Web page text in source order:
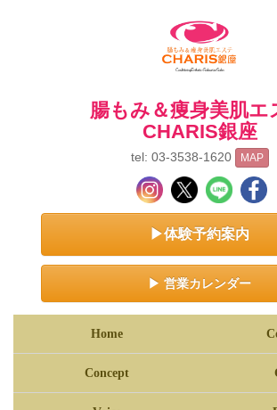
腸もみ＆痩身美肌エ
CHARIS銀座
tel: 03-3538-1620 MAP
▶体験予約案内
▶ 営業カレンダー
Home
Concept